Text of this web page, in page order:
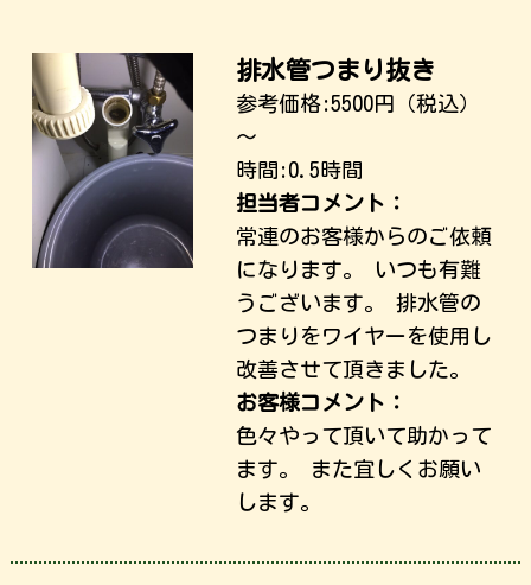
排水管つまり抜き
参考価格:5500円（税込）
～
時間:0.5時間
担当者コメント：
常連のお客様からのご依頼
になります。 いつも有難
うございます。 排水管の
つまりをワイヤーを使用し
改善させて頂きました。
お客様コメント：
色々やって頂いて助かって
ます。 また宜しくお願い
します。